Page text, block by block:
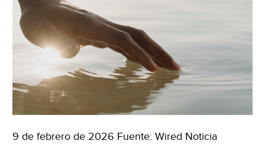
9 de febrero de 2026 Fuente: Wired Noticia